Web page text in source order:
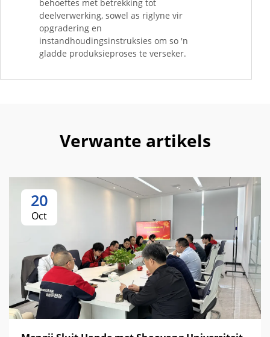
behoeftes met betrekking tot
deelverwerking, sowel as riglyne vir
opgradering en
instandhoudingsinstruksies om so 'n
gladde produksieproses te verseker.
Verwante artikels
20
Oct